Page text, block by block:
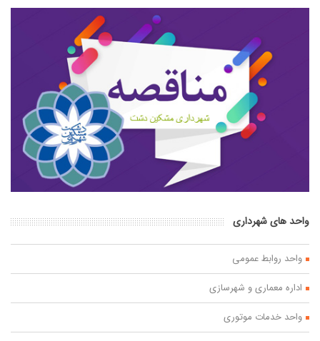
واحد های شهرداری
واحد روابط عمومی
اداره معماری و شهرسازی
واحد خدمات موتوری